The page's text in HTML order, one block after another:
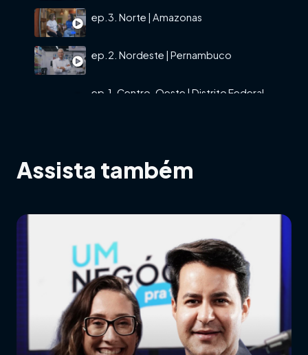
ep.3. Norte | Amazonas
ep.2. Nordeste | Pernambuco
ep.1. Centro-Oeste | Distrito Federal
Assista também